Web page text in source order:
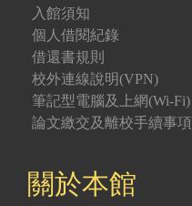
入館須知
個人借閱紀錄
借還書規則
校外連線說明(VPN)
筆記型電腦及上網(Wi-Fi)
論文繳交及離校手續事項
關於本館